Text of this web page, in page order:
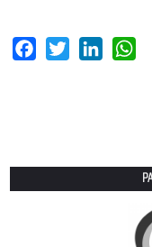
Facebook
Twitter LinkedIn